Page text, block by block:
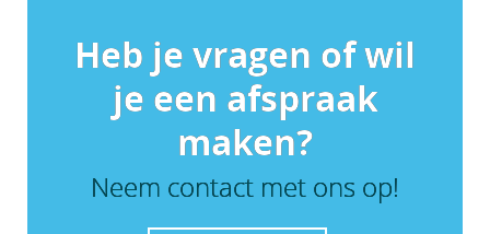
Heb je vragen of wil
je een afspraak
maken?
Neem contact met ons op!